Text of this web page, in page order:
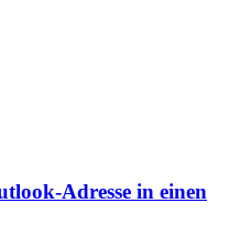
Adresse in einen